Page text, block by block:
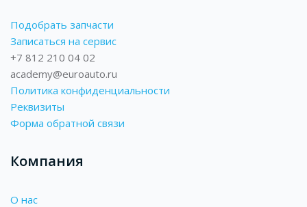
Подобрать запчасти
Записаться на сервис
+7 812 210 04 02
academy@euroauto.ru
Политика конфиденциальности
Реквизиты
Форма обратной связи
Компания
О нас